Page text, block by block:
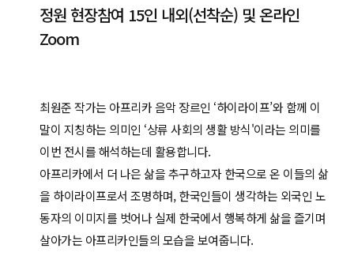
정원 현장참여 15인 내외(선착순) 및 온라인
Zoom
최원준 작가는 아프리카 음악 장르인 ‘하이라이프’와 함께 이
말이 지칭하는 의미인 ‘상류 사회의 생활 방식'이라는 의미를
이번 전시를 해석하는데 활용합니다.
아프리카에서 더 나은 삶을 추구하고자 한국으로 온 이들의 삶
을 하이라이프로서 조명하며, 한국인들이 생각하는 외국인 노
동자의 이미지를 벗어나 실제 한국에서 행복하게 삶을 즐기며
살아가는 아프리카인들의 모습을 보여줍니다.